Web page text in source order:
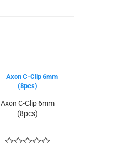
Axon C-Clip 6mm
(8pcs)